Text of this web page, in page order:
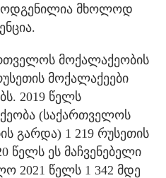
მხოლოდ
მოქალაქეობის
მოქალაქეები
2019 წელს
(საქართველოს
გარდა) 1 219 რუსეთის
წელს ეს მაჩვენებელი
2021 წელს 1 342 მდე